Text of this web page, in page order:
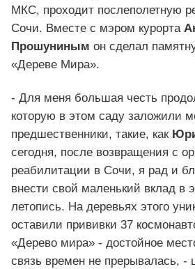
МКС, проходит послеполетную
Сочи. Вместе с мэром курорта
Прошуниным он сделал
«Дереве Мира».
- Для меня большая честь
которую в этом саду заложили
предшественники, такие, как
сегодня, после возвращения с
реабилитации в Сочи, я рад и
внести свой маленький вклад в
летопись. На деревьях этого
оставили прививки 37
«Дерево мира» - достойное
связь времен не прерывалась, -